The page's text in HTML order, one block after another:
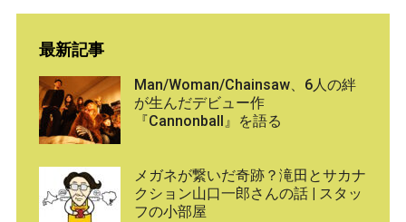
最新記事
Man/Woman/Chainsaw、6人の絆
が生んだデビュー作
『Cannonball』を語る
メガネが繋いだ奇跡？滝田とサカナ
クション山口一郎さんの話 | スタッ
フの小部屋